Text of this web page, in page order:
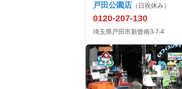
戸田公園店 （日祝休み）
0120-207-130
埼玉県戸田市新曾南3-7-4